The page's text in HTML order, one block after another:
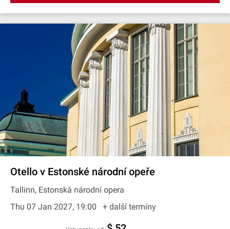
Otello v Estonské národní opeře
Tallinn, Estonská národní opera
Thu 07 Jan 2027, 19:00
+ další termíny